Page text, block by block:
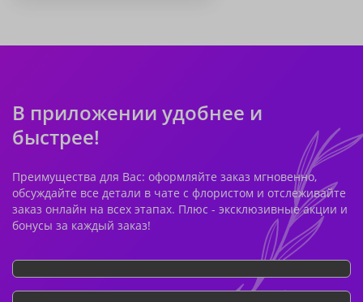
В приложении удобнее и
быстрее!
Преимущества для Вас: оформляйте заказ мгновенно,
обсуждайте все детали в чате с флористом и отслеживайте
заказ онлайн на всех этапах. Плюс - эксклюзивные акции и
бонусы за каждый заказ!